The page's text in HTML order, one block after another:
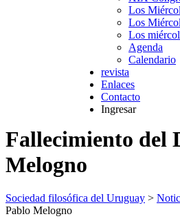
Los
Los
Los
Agenda
Calendario
revista
Enlaces
Contacto
Ingresar
Fallecimiento del
Melogno
Sociedad filosófica del Uruguay >
Pablo Melogno